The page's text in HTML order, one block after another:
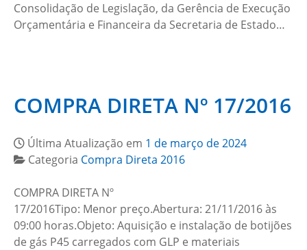
Consolidação de Legislação, da Gerência de Execução
Orçamentária e Financeira da Secretaria de Estado…
COMPRA DIRETA Nº 17/2016
Última Atualização em 1 de março de 2024
Categoria Compra Direta 2016
COMPRA DIRETA Nº
17/2016Tipo: Menor preço.Abertura: 21/11/2016 às
09:00 horas.Objeto: Aquisição e instalação de botijões
de gás P45 carregados com GLP e materiais